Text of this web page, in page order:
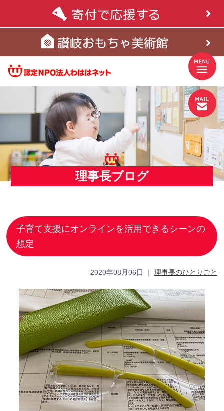
理事長ブログ
子育て支援にオンラインを活用できるシーンの
想定
2020年08月06日 ｜ 理事長のひとりごと